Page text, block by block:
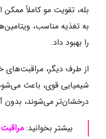
بله، تقویت مو کاملاً
به تغذیه مناسب،
را بهبود داد.
از طرف دیگر،
شیمیایی قوی، باعث
درخشان‌تر می‌شوند،
بیشتر بخوانید: